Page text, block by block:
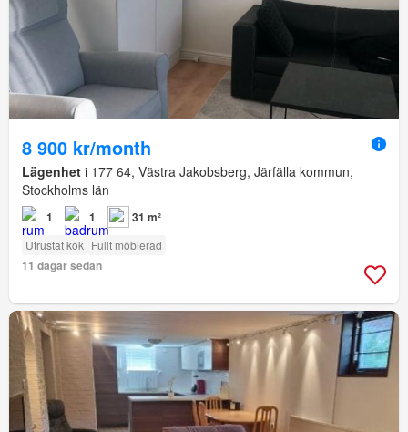
8 900 kr/month
Lägenhet i 177 64, Västra Jakobsberg, Järfälla kommun,
Stockholms län
1 1 31 m²
Utrustat kök Fullt möblerad
11 dagar sedan